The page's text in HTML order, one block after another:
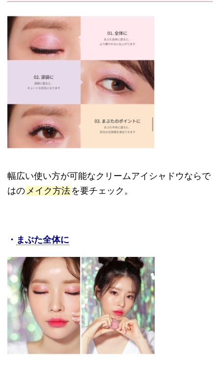
幅広い使い方が可能なクリームアイシャドウならで
はの メイク方法 を要チェック。
・ まぶた全体に